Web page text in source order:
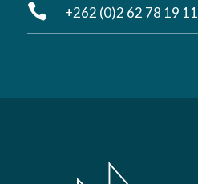
 +262 (0)2 62 78 19 11